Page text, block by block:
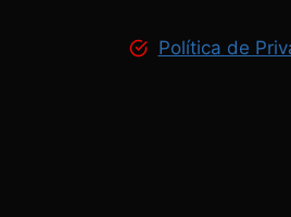
Política de